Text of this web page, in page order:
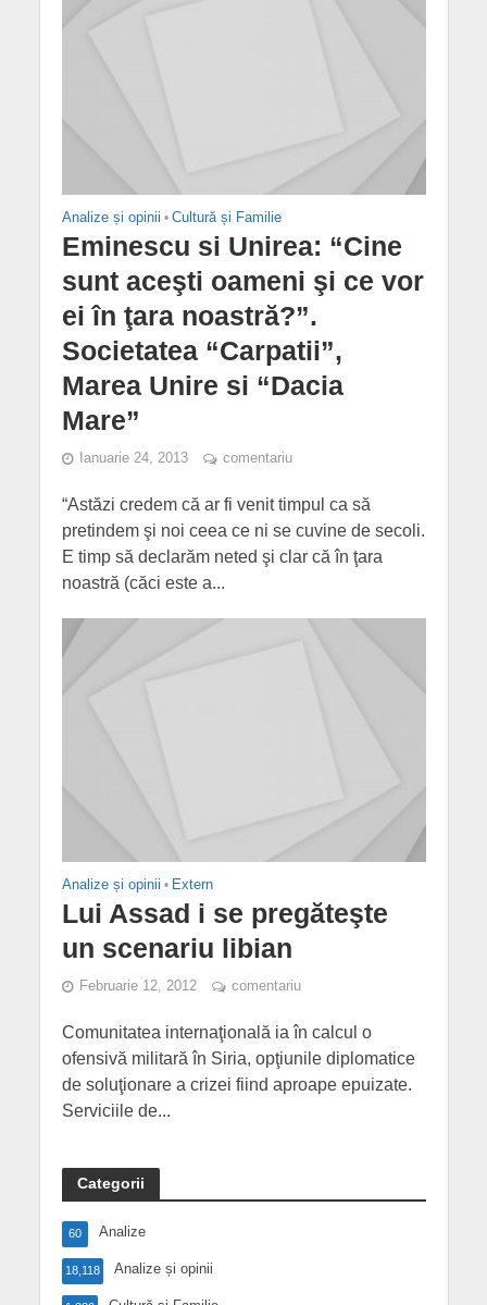
Analize și opinii • Cultură și Familie
Eminescu si Unirea: “Cine
sunt aceşti oameni şi ce vor
ei în ţara noastră?”.
Societatea “Carpatii”,
Marea Unire si “Dacia
Mare”
Ianuarie 24, 2013 comentariu
“Astăzi credem că ar fi venit timpul ca să
pretindem şi noi ceea ce ni se cuvine de secoli.
E timp să declarăm neted şi clar că în ţara
noastră (căci este a...
Analize și opinii • Extern
Lui Assad i se pregăteşte
un scenariu libian
Februarie 12, 2012 comentariu
Comunitatea internaţională ia în calcul o
ofensivă militară în Siria, opţiunile diplomatice
de soluţionare a crizei fiind aproape epuizate.
Serviciile de...
Categorii
Analize
60
Analize și opinii
18,118